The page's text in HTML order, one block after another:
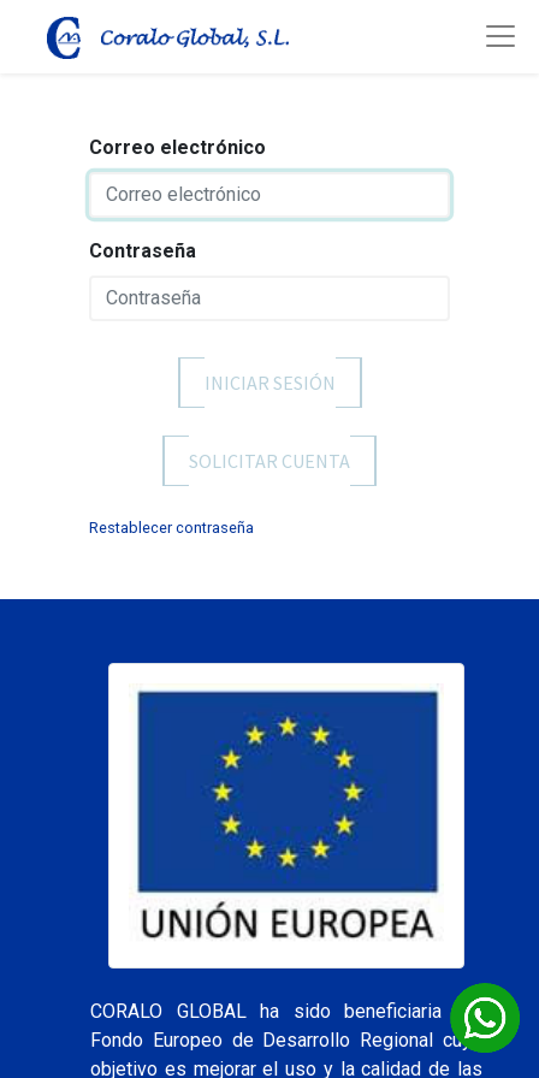
Correo electrónico
Contraseña
INICIAR SESIÓN
SOLICITAR CUENTA
Restablecer contraseña
CORALO GLOBAL ha sido beneficiaria del
Fondo Europeo de Desarrollo Regional cuyo
objetivo es mejorar el uso y la calidad de las